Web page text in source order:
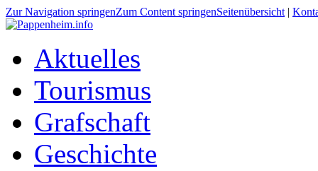
Zur Navigation springenZum Content springenSeitenübersicht |
Aktuelles
Tourismus
Grafschaft
Geschichte